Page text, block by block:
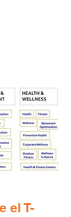
el T-